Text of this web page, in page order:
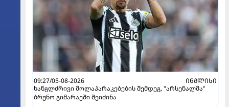
09:27/05-08-2026
ᲘᲜᲒᲚᲘᲡᲘ
ხანგლძრივი მოლაპარაკებების შემდეგ, "არსენალმა"
ბრუნო გიმარაეში შეიძინა